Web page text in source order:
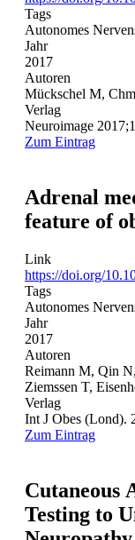
Tags
Autonomes
Jahr
2017
Autoren
Mückschel M,
Verlag
Neuroimage
Zum Eintrag
Adrenal
feature of
Link
https://doi.org/
Tags
Autonomes
Jahr
2017
Autoren
Reimann M, Qin
Ziemssen T,
Verlag
Int J Obes (Lond).
Zum Eintrag
Cutaneous
Testing to